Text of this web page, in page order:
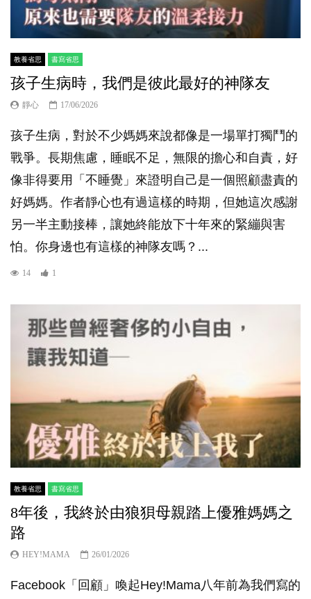
教養省思 書寫省思
孩子生病時，我們是彼此最好的神隊友
靜心 17/06/2026
孩子生病，對於不少媽媽來說都像是一場單打獨鬥的
戰爭。長期焦慮，睡眠不足，無限的擔心和自責，好
像非得要用「不睡覺」來證明自己是一個照顧盡責的
好媽媽。作者靜心也有過這樣的時期，但她這次感謝
另一半主動接棒，讓她終能放下十年來的緊繃與害
怕。你身邊也有這樣的神隊友嗎？...
14 1
教養省思 書寫省思
8年後，我終於由狼狽母親踏上優雅媽媽之
路
HEY!MAMA 26/01/2026
Facebook「回顧」喚起Hey!Mama八年前為我們寫的